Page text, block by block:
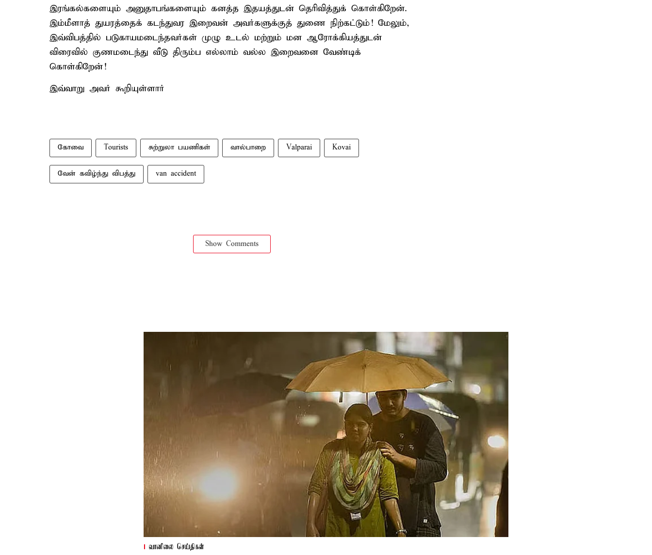
இரங்கல்களையும் அனுதாபங்களையும் கனத்த இதயத்துடன் தெரிவித்துக் கொள்கிறேன்.
இம்மீளாத் துயரத்தைக் கடந்துவர இறைவன் அவர்களுக்குத் துணை நிற்கட்டும்! மேலும்,
இவ்விபத்தில் படுகாயமடைந்தவர்கள் முழு உடல் மற்றும் மன ஆரோக்கியத்துடன்
விரைவில் குணமடைந்து வீடு திரும்ப எல்லாம் வல்ல இறைவனை வேண்டிக்
கொள்கிறேன்!
இவ்வாறு அவர் கூறியுள்ளார்
கோவை Tourists சுற்றுலா பயணிகள் வால்பாறை Valparai Kovai
வேன் கவிழ்ந்து விபத்து van accident
Show Comments
வானிலை செய்திகள்